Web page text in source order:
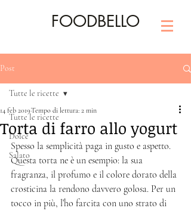
FOODBELLO
Post
Tutte le ricette
Dolce
Salato
Tutte le ricette
Torta di farro allo yogurt
14 feb 2019Tempo di lettura: 2 min
Spesso la semplicità paga in gusto e aspetto.
Questa torta ne è un esempio: la sua
fragranza, il profumo e il colore dorato della
crosticina la rendono davvero golosa. Per un
tocco in più, l’ho farcita con uno strato di